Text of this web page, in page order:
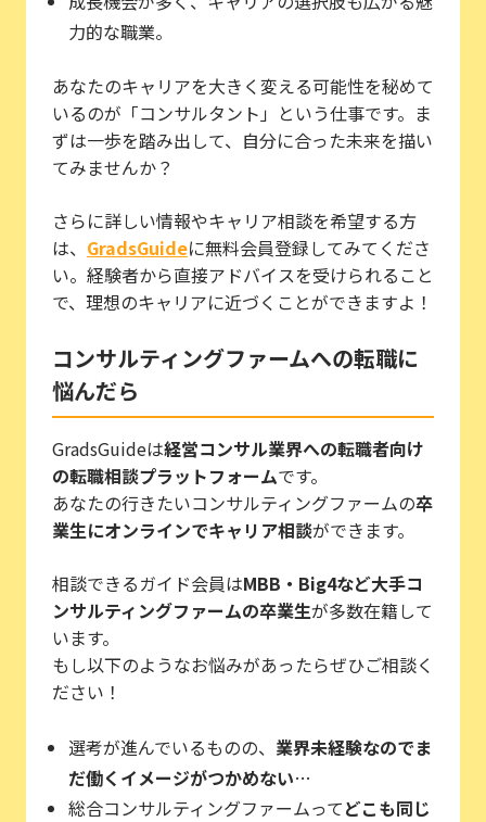
力的な職業。
あなたのキャリアを大きく変える可能性を秘めて
いるのが「コンサルタント」という仕事です。ま
ずは一歩を踏み出して、自分に合った未来を描い
てみませんか？
さらに詳しい情報やキャリア相談を希望する方
は、 GradsGuideに無料会員登録してみてくださ
い。経験者から直接アドバイスを受けられること
で、理想のキャリアに近づくことができますよ！
コンサルティングファームへの転職に
悩んだら
GradsGuideは経営コンサル業界への転職者向け
の転職相談プラットフォームです。
あなたの行きたいコンサルティングファームの卒
業生にオンラインでキャリア相談ができます。
相談できるガイド会員はMBB・Big4など大手コ
ンサルティングファームの卒業生が多数在籍して
います。
もし以下のようなお悩みがあったらぜひご相談く
ださい！
選考が進んでいるものの、 業界未経験なのでま
だ働くイメージがつかめない…
総合コンサルティングファームってどこも同じ